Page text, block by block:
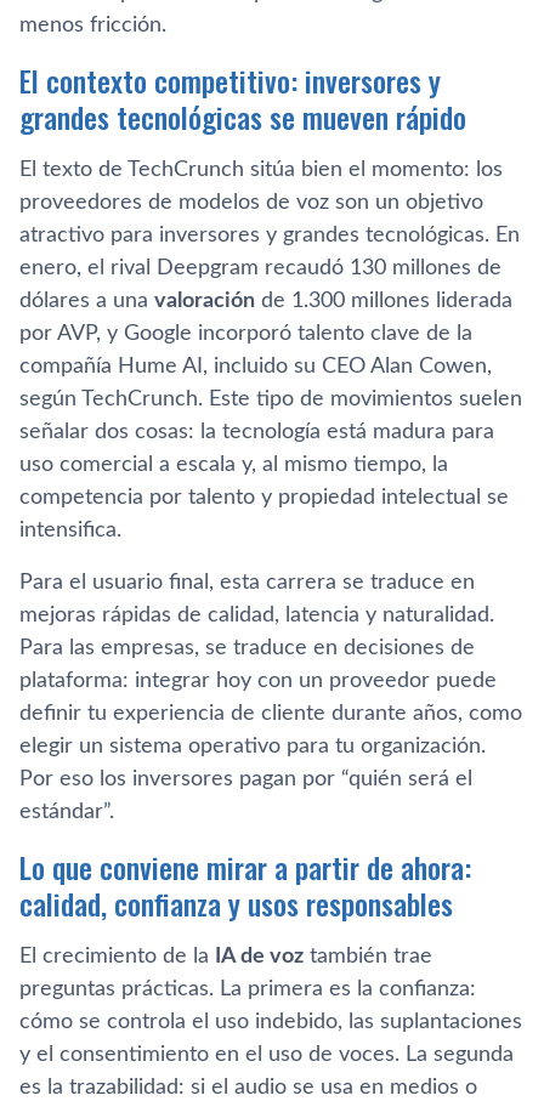
menos fricción.
El contexto competitivo: inversores y
grandes tecnológicas se mueven rápido
El texto de TechCrunch sitúa bien el momento: los
proveedores de modelos de voz son un objetivo
atractivo para inversores y grandes tecnológicas. En
enero, el rival Deepgram recaudó 130 millones de
dólares a una valoración de 1.300 millones liderada
por AVP, y Google incorporó talento clave de la
compañía Hume AI, incluido su CEO Alan Cowen,
según TechCrunch. Este tipo de movimientos suelen
señalar dos cosas: la tecnología está madura para
uso comercial a escala y, al mismo tiempo, la
competencia por talento y propiedad intelectual se
intensifica.
Para el usuario final, esta carrera se traduce en
mejoras rápidas de calidad, latencia y naturalidad.
Para las empresas, se traduce en decisiones de
plataforma: integrar hoy con un proveedor puede
definir tu experiencia de cliente durante años, como
elegir un sistema operativo para tu organización.
Por eso los inversores pagan por “quién será el
estándar”.
Lo que conviene mirar a partir de ahora:
calidad, confianza y usos responsables
El crecimiento de la IA de voz también trae
preguntas prácticas. La primera es la confianza:
cómo se controla el uso indebido, las suplantaciones
y el consentimiento en el uso de voces. La segunda
es la trazabilidad: si el audio se usa en medios o